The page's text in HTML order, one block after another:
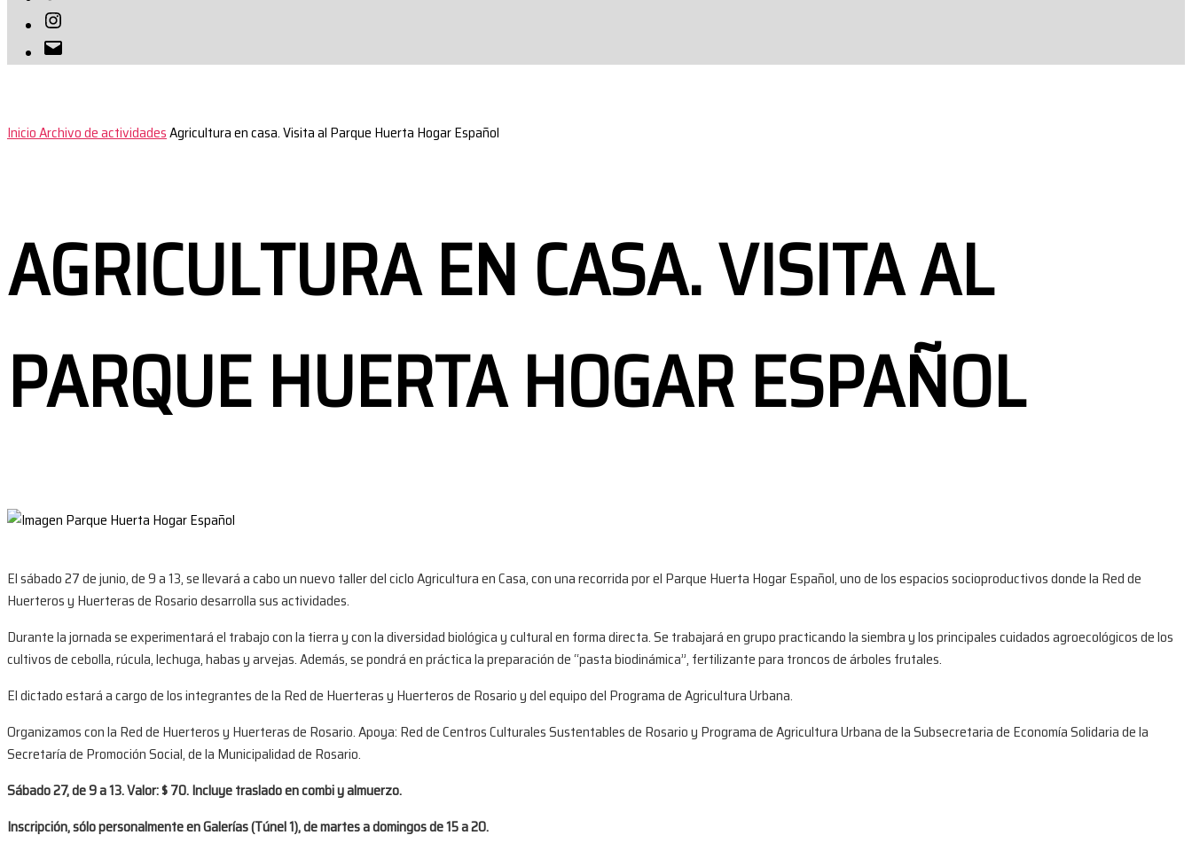
Instagram
Correo
electrónico
InicioArchivo de actividadesAgricultura en casa. Visita al Parque Huerta Hogar Español
AGRICULTURA EN CASA. VISITA AL
PARQUE HUERTA HOGAR ESPAÑOL
El sábado 27 de junio, de 9 a 13, se llevará a cabo un nuevo taller del ciclo Agricultura en Casa, con una recorrida por el Parque Huerta Hogar Español, uno de los espacios socioproductivos donde la Red de
Huerteros y Huerteras de Rosario desarrolla sus actividades.
Durante la jornada se experimentará el trabajo con la tierra y con la diversidad biológica y cultural en forma directa. Se trabajará en grupo practicando la siembra y los principales cuidados agroecológicos de los
cultivos de cebolla, rúcula, lechuga, habas y arvejas. Además, se pondrá en práctica la preparación de “pasta biodinámica”, fertilizante para troncos de árboles frutales.
El dictado estará a cargo de los integrantes de la Red de Huerteras y Huerteros de Rosario y del equipo del Programa de Agricultura Urbana.
Organizamos con la Red de Huerteros y Huerteras de Rosario. Apoya: Red de Centros Culturales Sustentables de Rosario y Programa de Agricultura Urbana de la Subsecretaria de Economía Solidaria de la
Secretaría de Promoción Social, de la Municipalidad de Rosario.
Sábado 27, de 9 a 13. Valor: $ 70. Incluye traslado en combi y almuerzo.
Inscripción, sólo personalmente en Galerías (Túnel 1), de martes a domingos de 15 a 20.